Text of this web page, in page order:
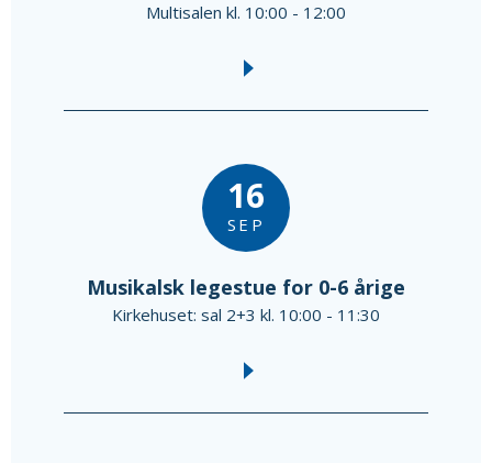
Multisalen kl. 10:00 - 12:00
16
SEP
Musikalsk legestue for 0-6 årige
Kirkehuset: sal 2+3 kl. 10:00 - 11:30